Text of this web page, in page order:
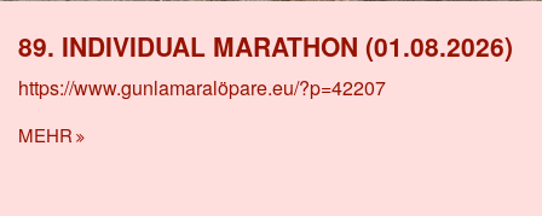
89. INDIVIDUAL MARATHON (01.08.2026)
https://www.gunlamaralöpare.eu/?p=42207
MEHR